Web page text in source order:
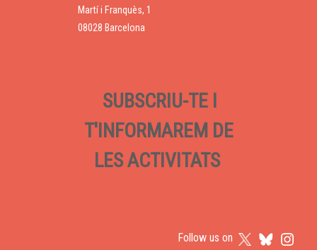
Martí i Franquès, 1
08028 Barcelona
SUBSCRIU-TE I
T'INFORMAREM DE
LES ACTIVITATS
Follow us on